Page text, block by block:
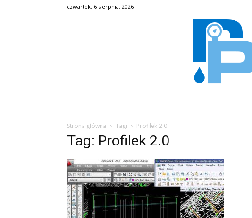
czwartek, 6 sierpnia, 2026
Strona główna Tagi Profilek 2.0
Tag: Profilek 2.0